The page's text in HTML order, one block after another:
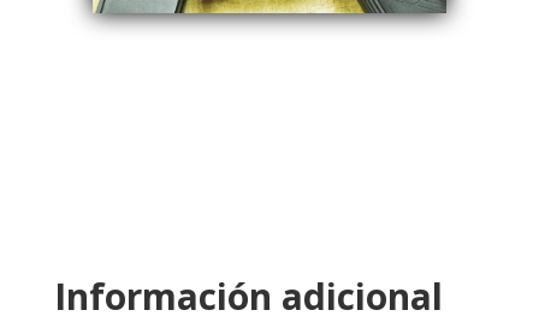
Información adicional